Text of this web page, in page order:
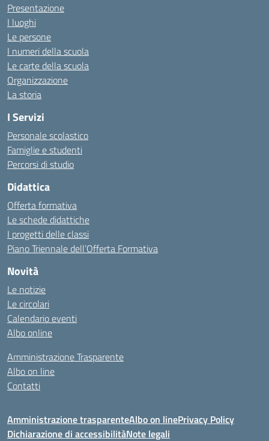
Presentazione
I luoghi
Le persone
I numeri della scuola
Le carte della scuola
Organizzazione
La storia
I Servizi
Personale scolastico
Famiglie e studenti
Percorsi di studio
Didattica
Offerta formativa
Le schede didattiche
I progetti delle classi
Piano Triennale dell’Offerta Formativa
Novità
Le notizie
Le circolari
Calendario eventi
Albo online
Amministrazione Trasparente
Albo on line
Contatti
Amministrazione trasparenteAlbo on linePrivacy Policy
Dichiarazione di accessibilitàNote legali